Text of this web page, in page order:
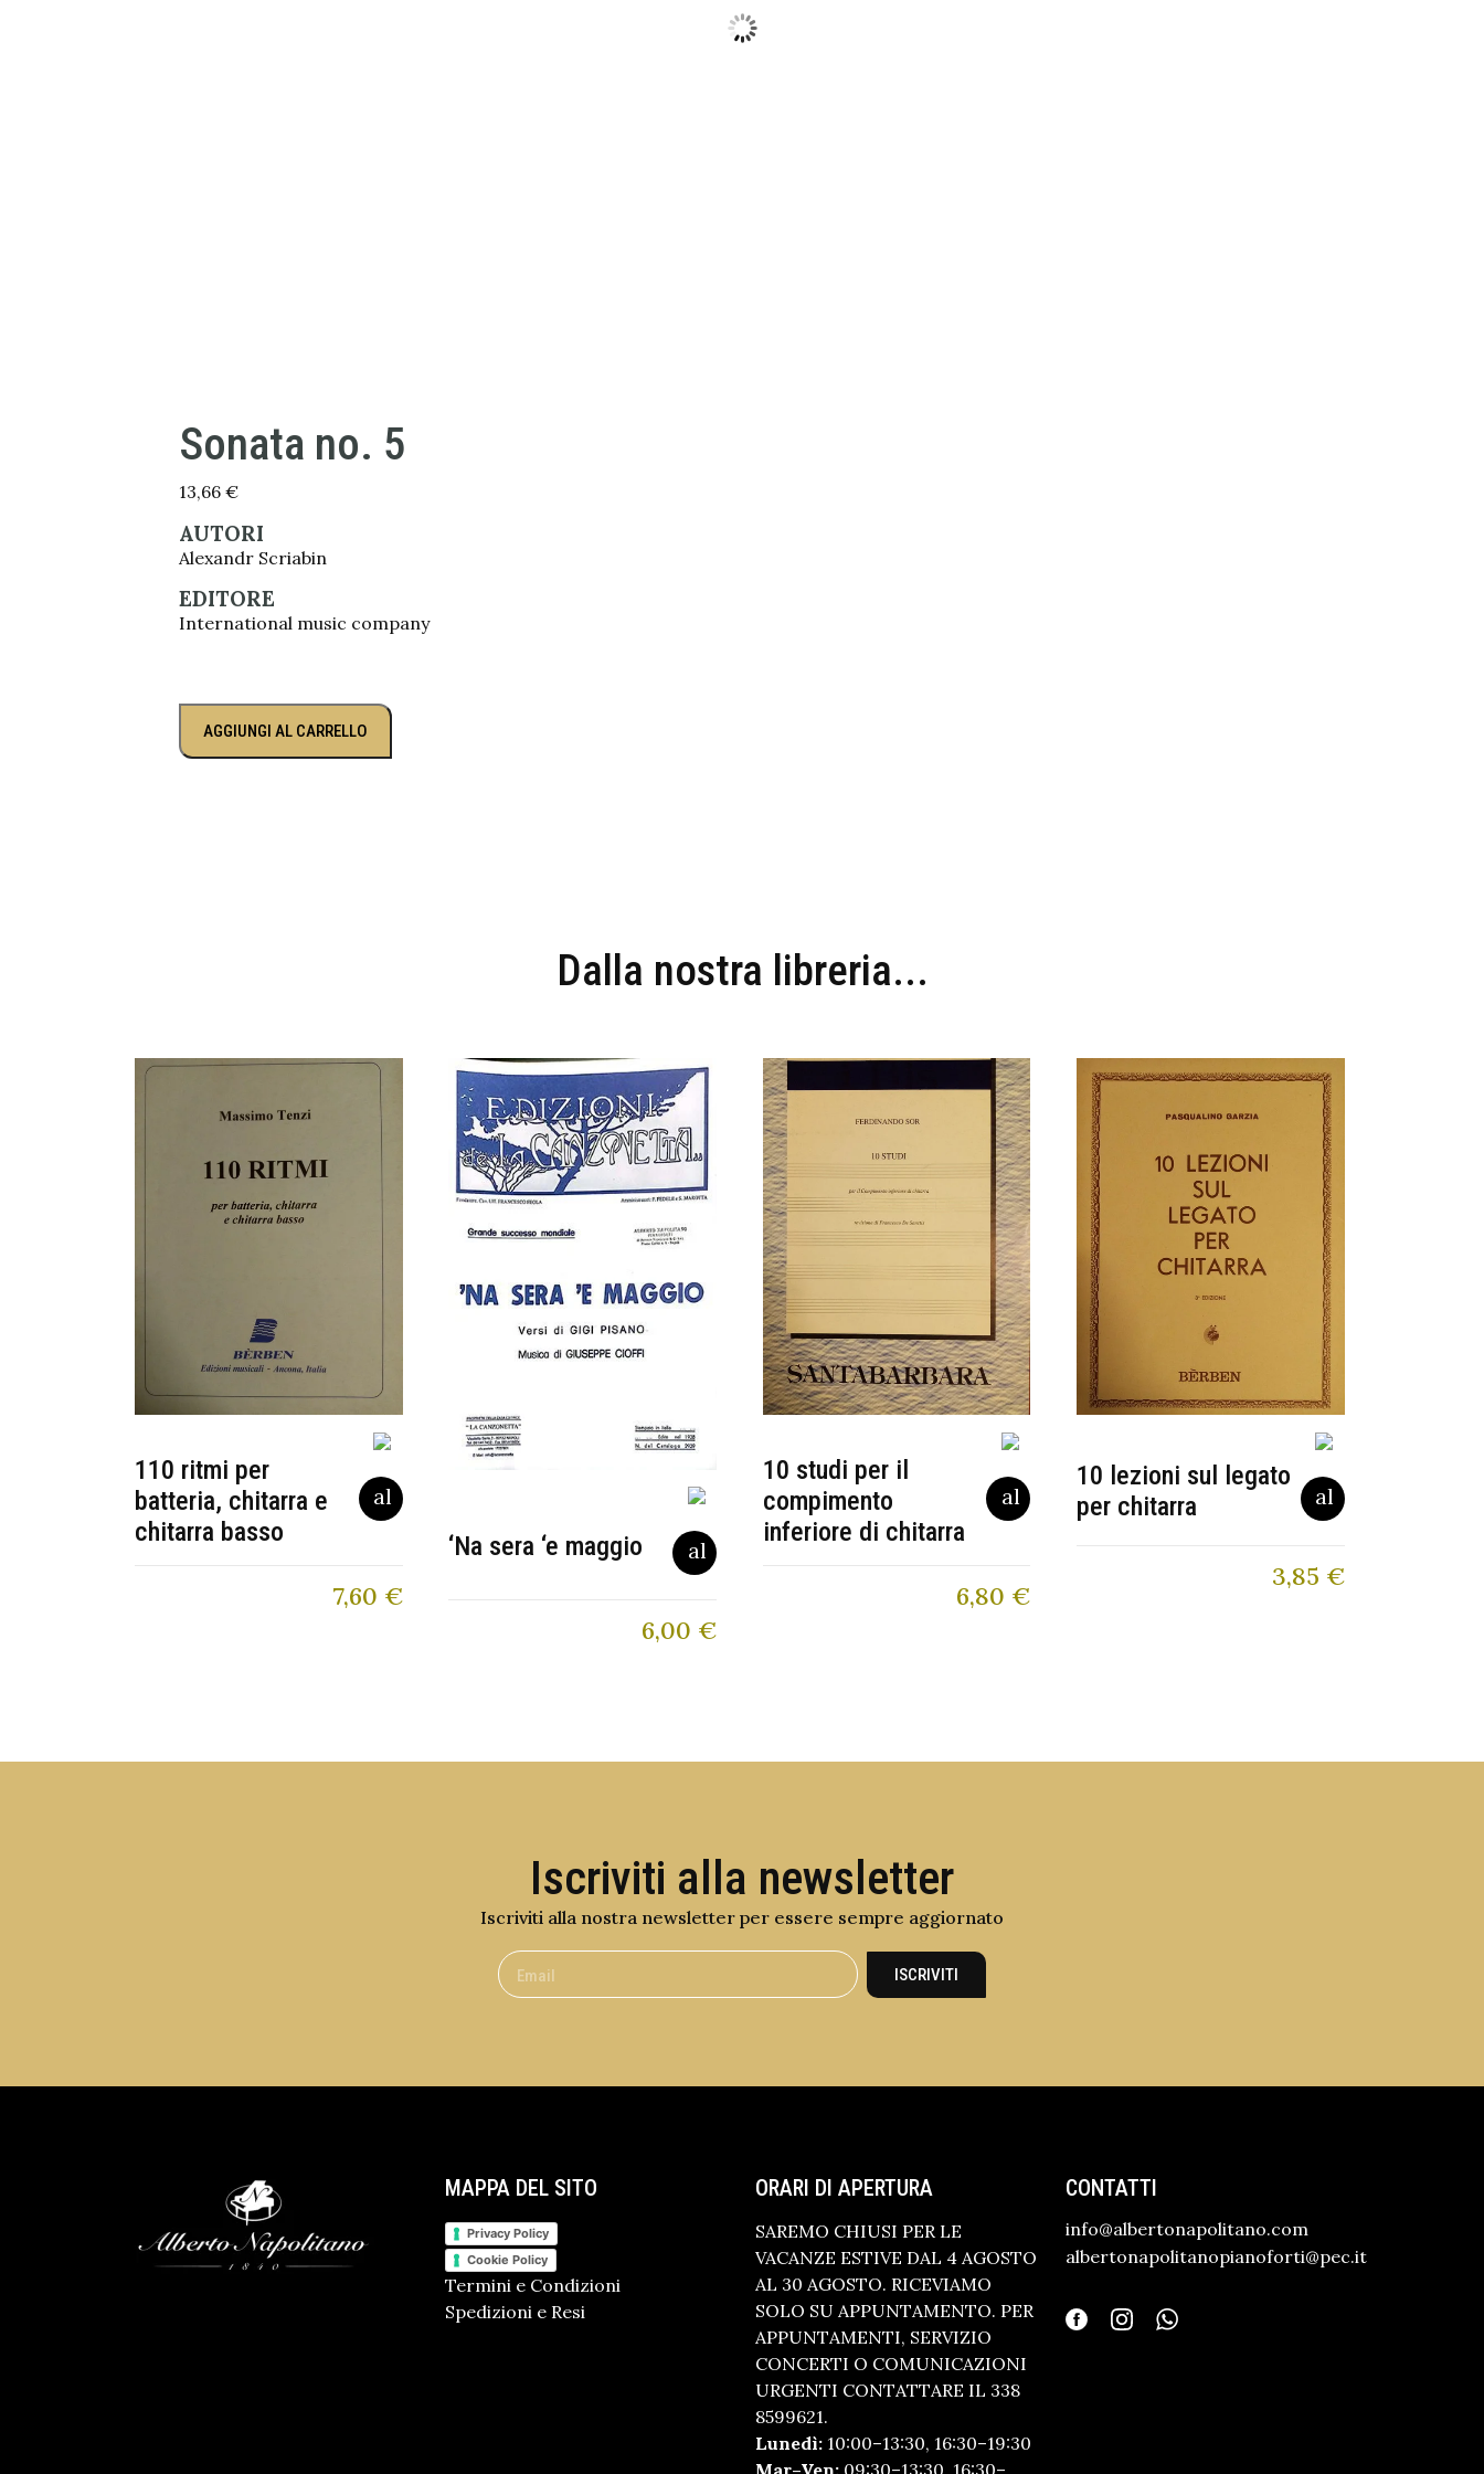
Sonata no. 5
13,66 €
AUTORI
Alexandr Scriabin
EDITORE
International music company
AGGIUNGI AL CARRELLO
Dalla nostra libreria...
110 ritmi per
batteria, chitarra e
chitarra basso
7,60 €
‘Na sera ‘e maggio
6,00 €
10 studi per il
compimento
inferiore di chitarra
6,80 €
10 lezioni sul legato
per chitarra
3,85 €
Iscriviti alla newsletter
Iscriviti alla nostra newsletter per essere sempre aggiornato
ISCRIVITI
MAPPA DEL SITO
Privacy Policy
Cookie Policy
Termini e Condizioni
Spedizioni e Resi
ORARI DI APERTURA
SAREMO CHIUSI PER LE
VACANZE ESTIVE DAL 4 AGOSTO
AL 30 AGOSTO. RICEVIAMO
SOLO SU APPUNTAMENTO. PER
APPUNTAMENTI, SERVIZIO
CONCERTI O COMUNICAZIONI
URGENTI CONTATTARE IL 338
8599621.
Lunedì: 10:00–13:30, 16:30–19:30
CONTATTI
info@albertonapolitano.com
albertonapolitanopianoforti@pec.it